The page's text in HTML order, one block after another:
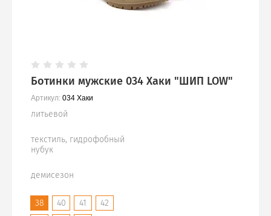
Ботинки мужские 034 Хаки "ШИП LOW"
Артикул: 034 Хаки
литьевой
текстиль, гидрофобный
нубук
демисезон
38 40 41
42